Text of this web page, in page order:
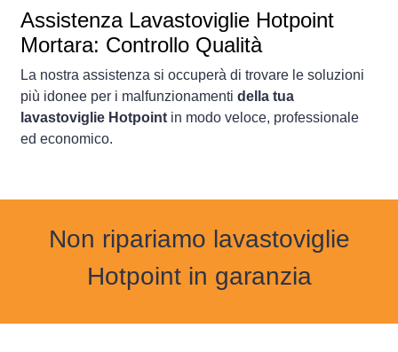
Assistenza Lavastoviglie Hotpoint
Mortara: Controllo Qualità
La nostra assistenza si occuperà di trovare le soluzioni
più idonee per i malfunzionamenti della tua
lavastoviglie Hotpoint in modo veloce, professionale
ed economico.
Non ripariamo lavastoviglie
Hotpoint in garanzia